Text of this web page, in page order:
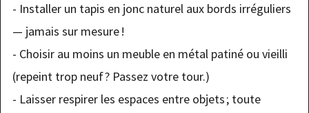
- Installer un tapis en jonc naturel aux bords irréguliers
— jamais sur mesure !
- Choisir au moins un meuble en métal patiné ou vieilli
(repeint trop neuf ? Passez votre tour.)
- Laisser respirer les espaces entre objets ; toute